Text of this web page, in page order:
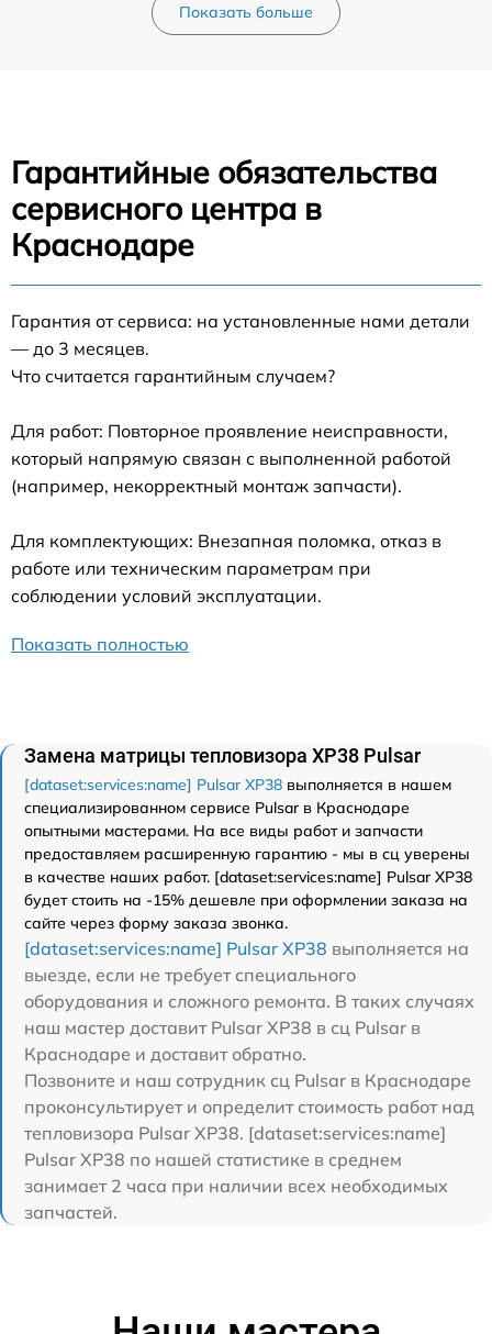
Показать больше
Гарантийные обязательства
сервисного центра в
Краснодаре
Гарантия от сервиса: на установленные нами детали
— до 3 месяцев.
Что считается гарантийным случаем?
Для работ: Повторное проявление неисправности,
который напрямую связан с выполненной работой
(например, некорректный монтаж запчасти).
Для комплектующих: Внезапная поломка, отказ в
работе или техническим параметрам при
соблюдении условий эксплуатации.
Показать полностью
Замена матрицы тепловизора XP38 Pulsar
[dataset:services:name] Pulsar XP38 выполняется в нашем
специализированном сервисе Pulsar в Краснодаре
опытными мастерами. На все виды работ и запчасти
предоставляем расширенную гарантию - мы в сц уверены
в качестве наших работ. [dataset:services:name] Pulsar XP38
будет стоить на -15% дешевле при оформлении заказа на
сайте через форму заказа звонка.
[dataset:services:name] Pulsar XP38 выполняется на
выезде, если не требует специального
оборудования и сложного ремонта. В таких случаях
наш мастер доставит Pulsar XP38 в сц Pulsar в
Краснодаре и доставит обратно.
Позвоните и наш сотрудник сц Pulsar в Краснодаре
проконсультирует и определит стоимость работ над
тепловизора Pulsar XP38. [dataset:services:name]
Pulsar XP38 по нашей статистике в среднем
занимает 2 часа при наличии всех необходимых
запчастей.